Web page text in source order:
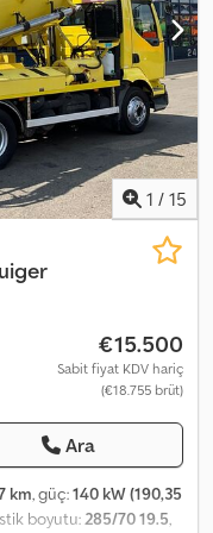
4/2011 sadece 107.500
sürücü bölmesi, 6
aks hava
235/75 R17.5 Djdjw
m x Y:2,00 m
kg Boş ağırlık:
net fiyat: 10.900 Euro
saklıdır.
1 / 15
€15.500
Sabit fiyat KDV hariç
(€18.755 brüt)
Ara
km, güç:140 kW (190,35
boyutu:285/70 19.5,